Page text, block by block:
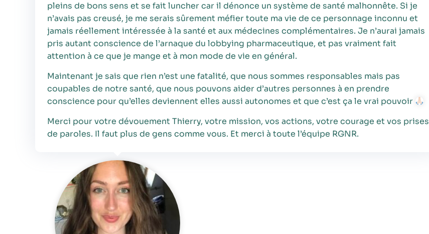
pleins de bons sens et se fait luncher car il dénonce un système de santé malhonnête. Si je
n’avais pas creusé, je me serais sûrement méfier toute ma vie de ce personnage inconnu et
jamais réellement intéressée à la santé et aux médecines complémentaires. Je n’aurai jamais
pris autant conscience de l’arnaque du lobbying pharmaceutique, et pas vraiment fait
attention à ce que je mange et à mon mode de vie en général.
Maintenant je sais que rien n’est une fatalité, que nous sommes responsables mais pas
coupables de notre santé, que nous pouvons aider d’autres personnes à en prendre
conscience pour qu’elles deviennent elles aussi autonomes et que c’est ça le vrai pouvoir
Merci pour votre dévouement Thierry, votre mission, vos actions, votre courage et vos prises
de paroles. Il faut plus de gens comme vous. Et merci à toute l’équipe RGNR.
Nécessaire
Ces cookies ne
sont pas
facultatifs. Ils
sont
fonctionnement
du site Web.
Statistiques
Afin que nous
puissions